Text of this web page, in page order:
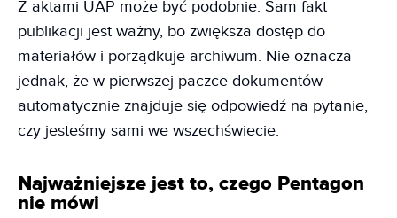
Z aktami UAP może być podobnie. Sam fakt
publikacji jest ważny, bo zwiększa dostęp do
materiałów i porządkuje archiwum. Nie oznacza
jednak, że w pierwszej paczce dokumentów
automatycznie znajduje się odpowiedź na pytanie,
czy jesteśmy sami we wszechświecie.
Najważniejsze jest to, czego Pentagon
nie mówi